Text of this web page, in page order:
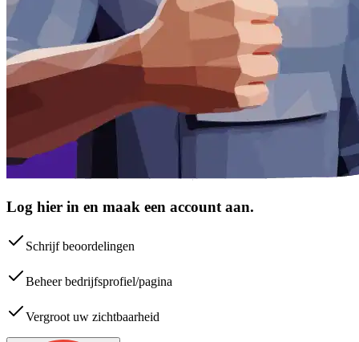
Log hier in en maak een account aan.
Schrijf beoordelingen
Beheer bedrijfsprofiel/pagina
Vergroot uw zichtbaarheid